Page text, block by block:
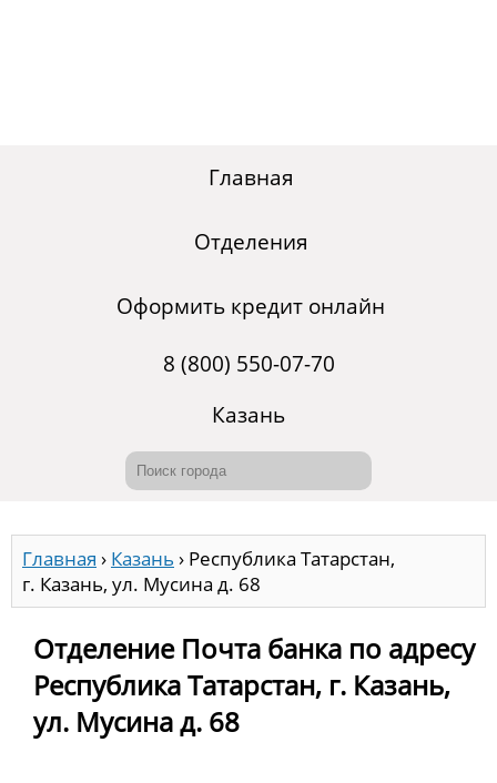
Главная
Отделения
Оформить кредит онлайн
8 (800) 550-07-70
Казань
Главная › Казань › Республика Татарстан,
г. Казань, ул. Мусина д. 68
Отделение Почта банка по адресу
Республика Татарстан, г. Казань,
ул. Мусина д. 68